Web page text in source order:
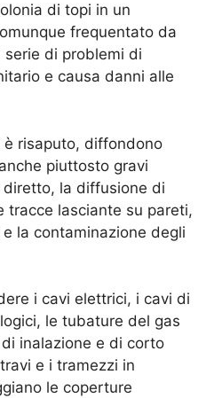
di topi in un
frequentato da
serie di problemi di
e causa danni alle
risaputo, diffondono
piuttosto gravi
la diffusione di
tracce lasciante su pareti,
la contaminazione degli
i cavi elettrici, i cavi di
le tubature del gas
inalazione e di corto
e i tramezzi in
le coperture